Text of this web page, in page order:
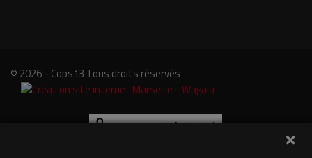
© 2026 - Cops13 Tous droits réservés